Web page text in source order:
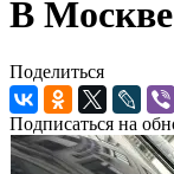
В Москве
Поделиться
Подписаться на